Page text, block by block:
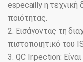
especailly η τεχνική
ποιότητας.
2. Εισάγοντας τη
πιστοποιητικό του
3. QC Inpection: